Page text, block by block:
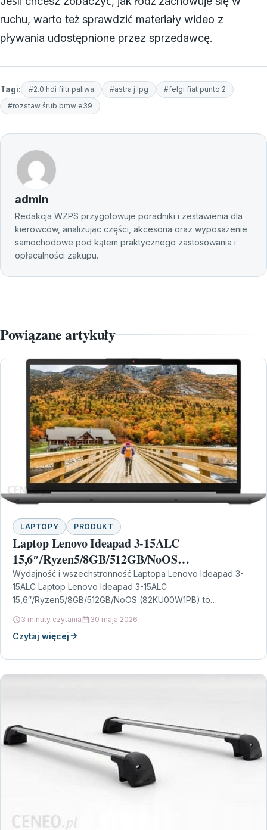
ruchu, warto też sprawdzić materiały wideo z
pływania udostępnione przez sprzedawcę.
Tagi: #2.0 hdi filtr paliwa #astra j lpg
#felgi fiat punto 2
#rozstaw śrub bmw e39
admin
Redakcja WZPS przygotowuje poradniki i zestawienia dla
kierowców, analizując części, akcesoria oraz wyposażenie
samochodowe pod kątem praktycznego zastosowania i
opłacalności zakupu.
Powiązane artykuły
LAPTOPY PRODUKT
Laptop Lenovo Ideapad 3-15ALC
15,6″/Ryzen5/8GB/512GB/NoOS
(82KU00W1PB)
Wydajność i wszechstronność Laptopa Lenovo Ideapad 3-
15ALC Laptop Lenovo Ideapad 3-15ALC
15,6″/Ryzen5/8GB/512GB/NoOS (82KU00W1PB) to
który łączy w sobie…
3 minuty czytania 30 maja 2026
Czytaj więcej